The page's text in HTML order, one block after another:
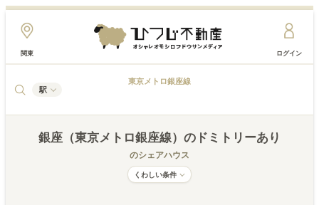
関東 ログイン
駅
東京メトロ銀座線
銀座（東京メトロ銀座線） のドミトリーあり
のシェアハウス
くわしい条件